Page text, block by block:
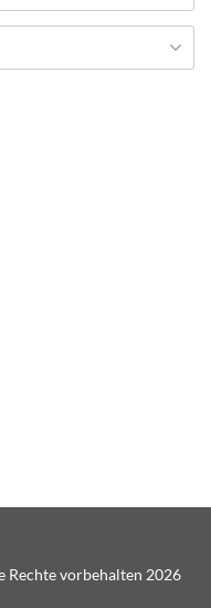
vorbehalten 2026